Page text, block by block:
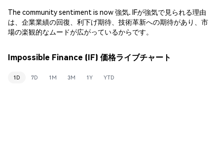
The community sentiment is now 強気. IFが強気で見られる理由
は、企業業績の回復、利下げ期待、技術革新への期待があり、市
場の楽観的なムードが広がっているからです。
Impossible Finance (IF) 価格ライブチャート
1D 7D 1M 3M 1Y YTD